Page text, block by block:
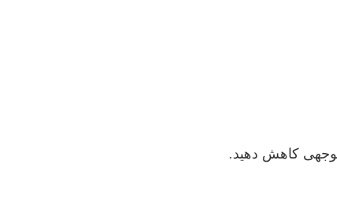
توجهی کاهش دهید.